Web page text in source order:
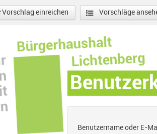
Vorschlag einreichen
Vorschläge
Benutzername oder E-